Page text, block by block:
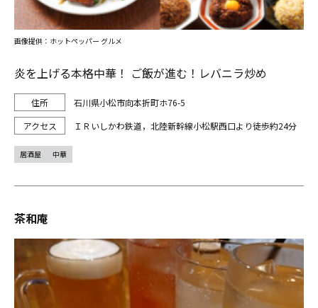
炎を上げる本格中華！ ご飯が進む！レバニラ炒め
石川県小松市向本折町ホ76-5
ＩＲいしかわ鉄道，北陸新幹線小松駅西口より徒歩約24分
画像提供：ホットペッパー グルメ
居酒屋 中華
茶和庵